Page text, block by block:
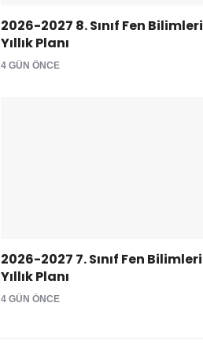
2026-2027 8. Sınıf Fen Bilimleri
Yıllık Planı
4 GÜN ÖNCE
2026-2027 7. Sınıf Fen Bilimleri
Yıllık Planı
4 GÜN ÖNCE